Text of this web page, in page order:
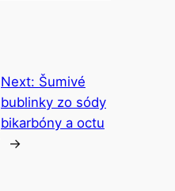
Next: Šumivé
bublinky zo sódy
bikarbóny a octu
→